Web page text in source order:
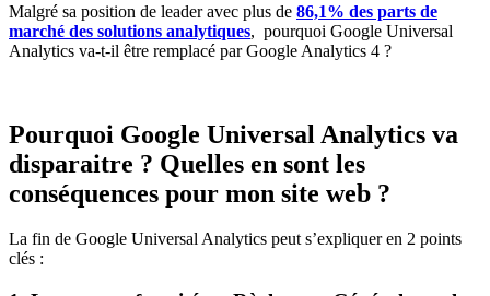
Malgré sa position de leader avec plus de 86,1% des parts de
marché des solutions analytiques, pourquoi Google Universal
Analytics va-t-il être remplacé par Google Analytics 4 ?
Pourquoi Google Universal Analytics va
disparaitre ? Quelles en sont les
conséquences pour mon site web ?
La fin de Google Universal Analytics peut s’expliquer en 2 points
clés :